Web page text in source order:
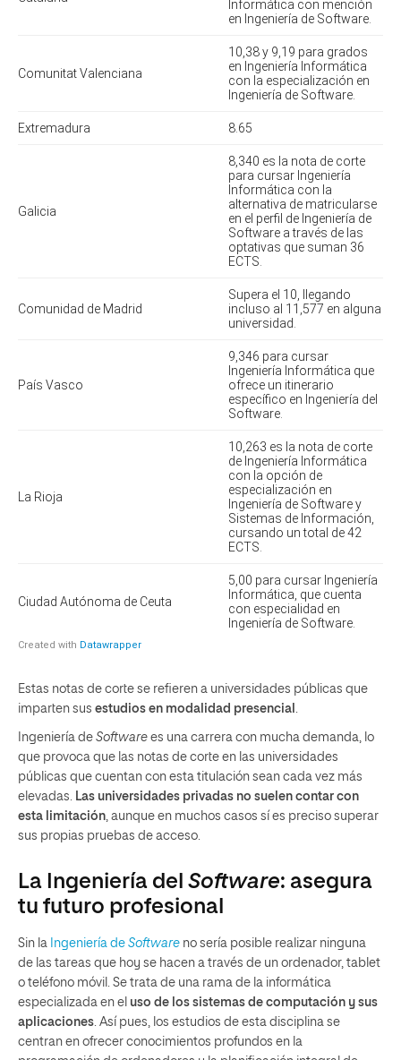
Estas notas de corte se refieren a universidades públicas que
imparten sus estudios en modalidad presencial
Ingeniería de Software es una carrera con mucha demanda, lo
que provoca que las notas de corte en las universidades
públicas que cuentan con esta titulación sean cada vez más
elevadas.
Las universidades privadas no suelen contar con
esta limitación , aunque en muchos casos sí es preciso superar
sus propias pruebas de acceso.
La Ingeniería del Software: asegura
tu futuro profesional
Sin la Ingeniería de Software no sería posible realizar ninguna
de las tareas que hoy se hacen a través de un ordenador, tablet
o teléfono móvil. Se trata de una rama de la informática
especializada en el uso de los sistemas de computación y sus
aplicaciones . Así pues, los estudios de esta disciplina se
centran en ofrecer conocimientos profundos en la